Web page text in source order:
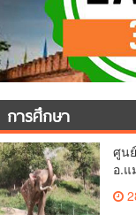
การศึกษา
ศูน
อ.แ
เป็
ชร